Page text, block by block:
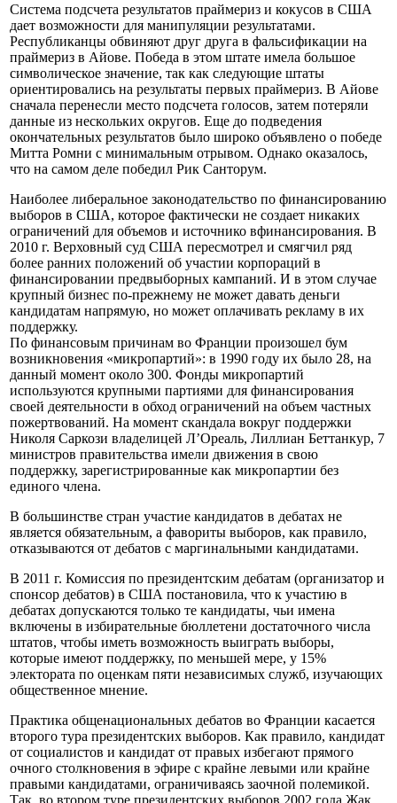
Система подсчета результатов праймериз и кокусов в США
дает возможности для манипуляции результатами.
Республиканцы обвиняют друг друга в фальсификации на
праймериз в Айове. Победа в этом штате имела большое
символическое значение, так как следующие штаты
ориентировались на результаты первых праймериз. В Айове
сначала перенесли место подсчета голосов, затем потеряли
данные из нескольких округов. Еще до подведения
окончательных результатов было широко объявлено о победе
Митта Ромни с минимальным отрывом. Однако оказалось,
что на самом деле победил Рик Санторум.
Наиболее либеральное законодательство по финансированию
выборов в США, которое фактически не создает никаких
ограничений для объемов и источнико вфинансирования. В
2010 г. Верховный суд США пересмотрел и смягчил ряд
более ранних положений об участии корпораций в
финансировании предвыборных кампаний. И в этом случае
крупный бизнес по-прежнему не может давать деньги
кандидатам напрямую, но может оплачивать рекламу в их
поддержку.
По финансовым причинам во Франции произошел бум
возникновения «микропартий»: в 1990 году их было 28, на
данный момент около 300. Фонды микропартий
используются крупными партиями для финансирования
своей деятельности в обход ограничений на объем частных
пожертвований. На момент скандала вокруг поддержки
Николя Саркози владелицей Л’Ореаль, Лиллиан Беттанкур, 7
министров правительства имели движения в свою
поддержку, зарегистрированные как микропартии без
единого члена.
В большинстве стран участие кандидатов в дебатах не
является обязательным, а фавориты выборов, как правило,
отказываются от дебатов с маргинальными кандидатами.
В 2011 г. Комиссия по президентским дебатам (организатор и
спонсор дебатов) в США постановила, что к участию в
дебатах допускаются только те кандидаты, чьи имена
включены в избирательные бюллетени достаточного числа
штатов, чтобы иметь возможность выиграть выборы,
которые имеют поддержку, по меньшей мере, у 15%
электората по оценкам пяти независимых служб, изучающих
общественное мнение.
Практика общенациональных дебатов во Франции касается
второго тура президентских выборов. Как правило, кандидат
от социалистов и кандидат от правых избегают прямого
очного столкновения в эфире с крайне левыми или крайне
правыми кандидатами, ограничиваясь заочной полемикой.
Так, во втором туре президентских выборов 2002 года Жак